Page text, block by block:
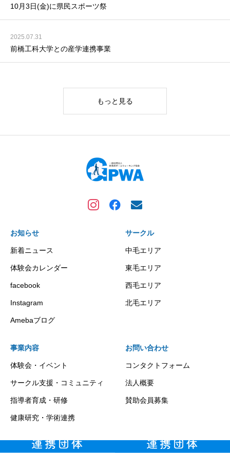
10月3日(金)に県民スポーツ祭
2025.07.31
前橋工科大学との産学連携事業
もっと見る
お知らせ
新着ニュース
体験会カレンダー
facebook
Instagram
Amebaブログ
サークル
中毛エリア
東毛エリア
西毛エリア
北毛エリア
事業内容
体験会・イベント
サークル支援・コミュニティ
指導者育成・研修
健康研究・学術連携
お問い合わせ
コンタクトフォーム
法人概要
賛助会員募集